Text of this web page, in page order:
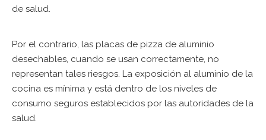
de salud.
Por el contrario, las placas de pizza de aluminio
desechables, cuando se usan correctamente, no
representan tales riesgos. La exposición al aluminio de la
cocina es mínima y está dentro de los niveles de
consumo seguros establecidos por las autoridades de la
salud.